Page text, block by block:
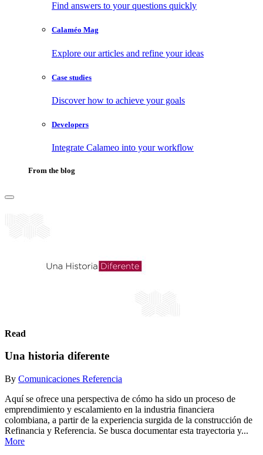
Find answers to your questions quickly
Calaméo Mag
Explore our articles and refine your ideas
Case studies
Discover how to achieve your goals
Developers
Integrate Calameo into your workflow
From the blog
Read
Una historia diferente
By Comunicaciones Referencia
Aquí se ofrece una perspectiva de cómo ha sido un proceso de
emprendimiento y escalamiento en la industria financiera
colombiana, a partir de la experiencia surgida de la construcción de
Refinancia y Referencia. Se busca documentar esta trayectoria y...
More